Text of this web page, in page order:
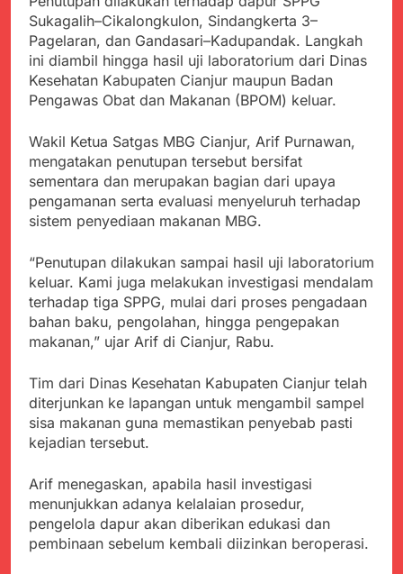
Kabupaten Sukabumi
Angkat Bicara
Satgas Yonif 310/KK
Lakukan Pengecatan
Dan Pembenahan
Juli 21, 2024
Kadinkes kab. Sukabumi
Angkat Bicara Terkait
Dugaan pembelian obat
yang akan Kadaluarsa
Juli 21, 2024
oleh Puskesmas di
Kab. Sukabumi yang
akan Kadaluarsa.
Juli 20, 2024
Tunjukan
Perhatiannya, Satgas
Yonif 310/KK Berikan
Bantuan Duka Cita
Juli 20, 2024
Terbaru Kasus Dago
Elos
Juli 20, 2024
Kejaksaan Negeri Kab
Sukabumi didesak usut
Tuntas Dugaan
penyelewengan
Juli 19, 2024
Diduga Kuat
Sukabumi
menyalahgunakan
Anggaran Thn 2023.
Juli 19, 2024
Sambut Tahun Ajaran
Baru, Satgas Yonif
Sekolah
2023 Kab.Sukabumi
Sebesar Rp 31 Miliar
Juli 16, 2024
Data Ganda Capai 6
Juta, BGN Benahi Basis
Sukagalih–Cikalongkulon, Sindangkerta 3–
Pagelaran, dan Gandasari–Kadupandak. Langkah
ini diambil hingga hasil uji laboratorium dari Dinas
Kesehatan Kabupaten Cianjur maupun Badan
Pengawas Obat dan Makanan (BPOM) keluar.
Wakil Ketua Satgas MBG Cianjur, Arif Purnawan,
mengatakan penutupan tersebut bersifat
sementara dan merupakan bagian dari upaya
pengamanan serta evaluasi menyeluruh terhadap
sistem penyediaan makanan MBG.
“Penutupan dilakukan sampai hasil uji laboratorium
keluar. Kami juga melakukan investigasi mendalam
terhadap tiga SPPG, mulai dari proses pengadaan
bahan baku, pengolahan, hingga pengepakan
makanan,” ujar Arif di Cianjur, Rabu.
Tim dari Dinas Kesehatan Kabupaten Cianjur telah
diterjunkan ke lapangan untuk mengambil sampel
sisa makanan guna memastikan penyebab pasti
kejadian tersebut.
Arif menegaskan, apabila hasil investigasi
menunjukkan adanya kelalaian prosedur,
pengelola dapur akan diberikan edukasi dan
pembinaan sebelum kembali diizinkan beroperasi.